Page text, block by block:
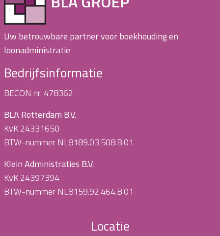
Uw betrouwbare partner voor boekhouding en
loonadministratie
Bedrijfsinformatie
BECON nr. 478362
BLA Rotterdam B.V.
KvK 24331650
BTW-nummer NL8189.03.508.B.01
Klein Administraties B.V.
KvK 24397394
BTW-nummer NL8159.92.464.B.01
Locatie